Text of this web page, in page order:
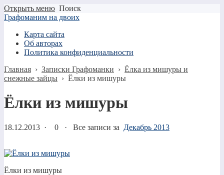
Открыть меню Поиск
Графоманим на двоих
Карта сайта
Об авторах
Политика конфиденциальности
Главная › Записки Графоманки › Ёлка из мишуры и
снежные зайцы › Ёлки из мишуры
Ёлки из мишуры
18.12.2013 · 0 · Все записи за Декабрь 2013
Ёлки из мишуры